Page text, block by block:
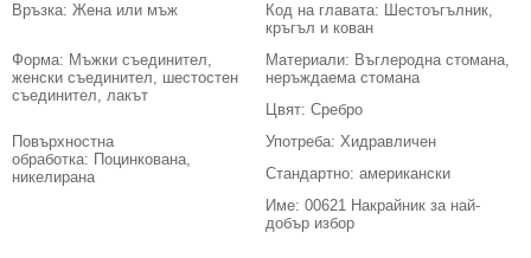
Връзка: Жена или мъж Код на главата: Шестоъгълник,
кръгъл и кован
Форма: Мъжки съединител,
женски съединител, шестостен
съединител, лакът
Материали: Въглеродна стомана,
неръждаема стомана
Цвят: Сребро
Повърхностна
обработка: Поцинкована,
никелирана
Употреба: Хидравличен
Стандартно: американски
Име: 00621 Накрайник за най-
добър избор